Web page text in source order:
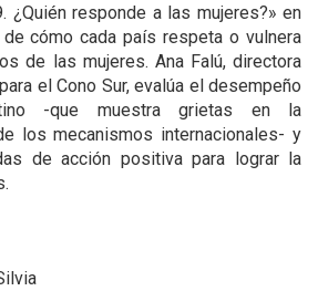
¿Quién responde a las mujeres?» en
cómo cada país respeta o vulnera
de las mujeres. Ana Falú, directora
el Cono Sur, evalúa el desempeño
-que muestra grietas en la
los mecanismos internacionales- y
de acción positiva para lograr la